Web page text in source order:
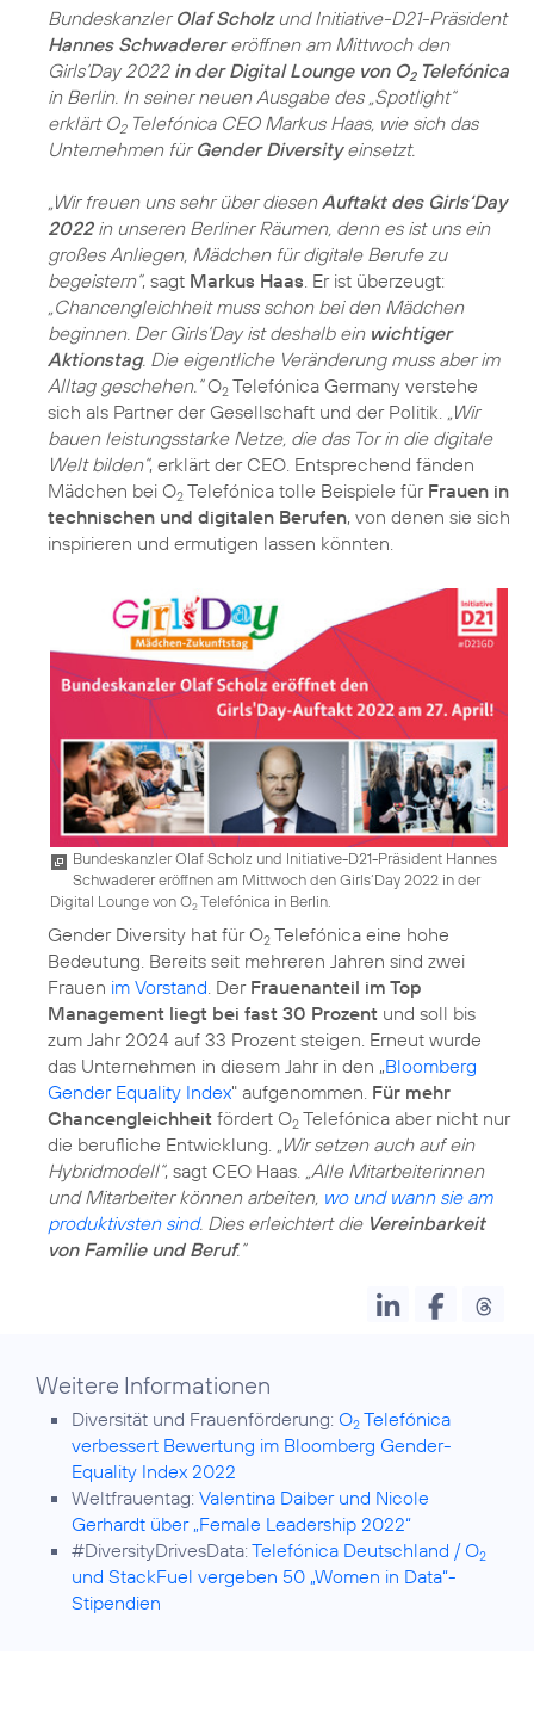
Bundeskanzler Olaf Scholzund Initiative-D21-Präsident
Hannes Schwaderereröffnen am Mittwoch den
Girls‘Day 2022 in der Digital Lounge von O2Telefónica
in Berlin. In seiner neuen Ausgabe des „Spotlight“
erklärt O2Telefónica CEO Markus Haas, wie sich das
Unternehmen für Gender Diversityeinsetzt.
„Wir freuen uns sehr über diesenAuftakt des Girls‘Day
2022in unseren Berliner Räumen, denn es ist uns ein
großes Anliegen, Mädchen für digitale Berufe zu
begeistern“, sagt Markus Haas. Er ist überzeugt:
„Chancengleichheit muss schon bei den Mädchen
beginnen. Der Girls‘Day ist deshalb ein wichtiger
Aktionstag. Die eigentliche Veränderung muss aber im
Alltag geschehen.“O2 Telefónica Germany verstehe
sich als Partner der Gesellschaft und der Politik. „Wir
bauen leistungsstarke Netze, die das Tor in die digitale
Welt bilden“, erklärt der CEO. Entsprechend fänden
Mädchen bei O2 Telefónica tolle Beispiele für Frauen in
technischen und digitalen Berufen, von denen sie sich
inspirieren und ermutigen lassen könnten.
Bundeskanzler Olaf Scholz und Initiative-D21-Präsident Hannes
Schwaderer eröffnen am Mittwoch den Girls‘Day 2022 in der
Digital Lounge von O2Telefónica in Berlin.
Gender Diversity hat für O2 Telefónica eine hohe
Bedeutung. Bereits seit mehreren Jahren sind zwei
Frauen im Vorstand . Der Frauenanteil im Top
Management liegt bei fast 30 Prozent und soll bis
zum Jahr 2024 auf 33 Prozent steigen. Erneut wurde
das Unternehmen in diesem Jahr in den „Bloomberg
Gender Equality Index" aufgenommen. Für mehr
Chancengleichheit fördert O2 Telefónica aber nicht nur
die berufliche Entwicklung.
„Wir setzen auch auf ein
Hybridmodell“, sagt CEO Haas.
„Alle Mitarbeiterinnen
und Mitarbeiter können arbeiten, wo und wann sie am
produktivsten sind. Dies erleichtert die Vereinbarkeit
von Familie und Beruf.“
Weitere Informationen
Diversität und Frauenförderung: O2 Telefónica
verbessert Bewertung im Bloomberg Gender-
Equality Index 2022
Weltfrauentag: Valentina Daiber und Nicole
Gerhardt über „Female Leadership 2022“
#DiversityDrivesData:Telefónica Deutschland / O2
und StackFuel vergeben 50 „Women in Data“-
Stipendien